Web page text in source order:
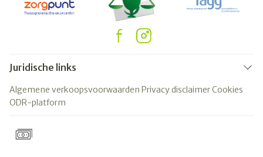
Juridische links
Algemene verkoopsvoorwaarden Privacy disclaimerCookies
ODR-platform